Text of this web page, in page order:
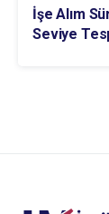
İşe Alım
Seviye